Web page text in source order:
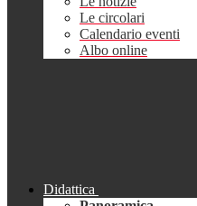
Le circolari
Calendario eventi
Albo online
Didattica